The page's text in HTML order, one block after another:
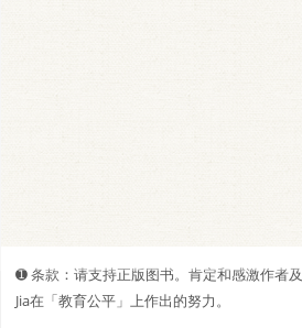
➊️ 条款：请支持正版图书。肯定和感激作者
Jia在「教育公平」上作出的努力。